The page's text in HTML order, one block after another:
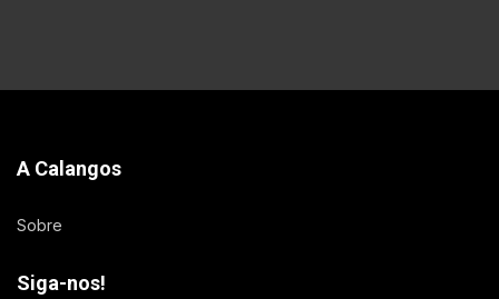
A Calangos
Sobre
Siga-nos!